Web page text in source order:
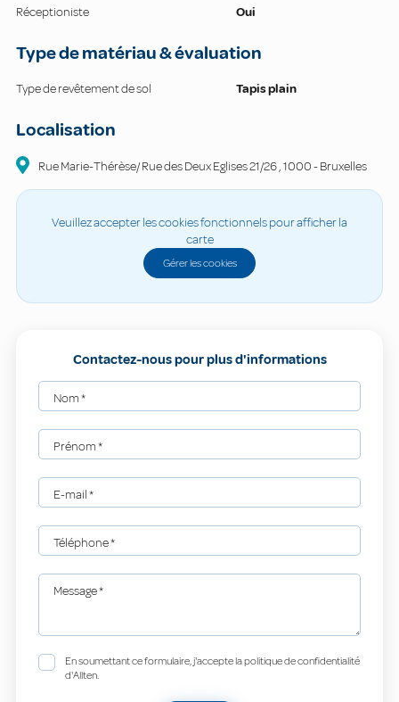
Réceptioniste
Oui
Type de matériau & évaluation
Type de revêtement de sol Tapis plain
Localisation
Rue Marie-Thérèse/ Rue des Deux Eglises21/26,1000-Bruxelles
Veuillez accepter les cookies fonctionnels pour afficher la
carte
Gérer les cookies
Contactez-nous pour plus d'informations
Nom*
Prénom*
E-mail*
Téléphone*
Message*
En soumettant ce formulaire, j'accepte la politique de confidentialité
d'Allten.